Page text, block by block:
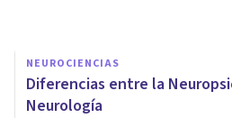
NEUROCIENCIAS
Diferencias entre la
Neurología